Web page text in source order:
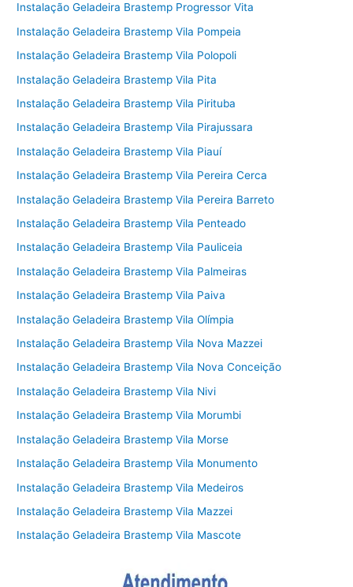
Instalação Geladeira Brastemp Progressor Vita
Instalação Geladeira Brastemp Vila Pompeia
Instalação Geladeira Brastemp Vila Polopoli
Instalação Geladeira Brastemp Vila Pita
Instalação Geladeira Brastemp Vila Pirituba
Instalação Geladeira Brastemp Vila Pirajussara
Instalação Geladeira Brastemp Vila Piauí
Instalação Geladeira Brastemp Vila Pereira Cerca
Instalação Geladeira Brastemp Vila Pereira Barreto
Instalação Geladeira Brastemp Vila Penteado
Instalação Geladeira Brastemp Vila Pauliceia
Instalação Geladeira Brastemp Vila Palmeiras
Instalação Geladeira Brastemp Vila Paiva
Instalação Geladeira Brastemp Vila Olímpia
Instalação Geladeira Brastemp Vila Nova Mazzei
Instalação Geladeira Brastemp Vila Nova Conceição
Instalação Geladeira Brastemp Vila Nivi
Instalação Geladeira Brastemp Vila Morumbi
Instalação Geladeira Brastemp Vila Morse
Instalação Geladeira Brastemp Vila Monumento
Instalação Geladeira Brastemp Vila Medeiros
Instalação Geladeira Brastemp Vila Mazzei
Instalação Geladeira Brastemp Vila Mascote